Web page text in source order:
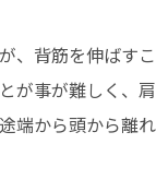
、背筋を伸ばす
が事が難しく、
端から頭から離